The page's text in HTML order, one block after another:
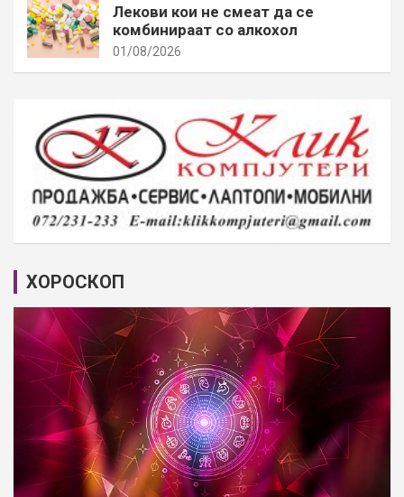
Лекови кои не смеат да се
комбинираат со алкохол
01/08/2026
ХОРОСКОП